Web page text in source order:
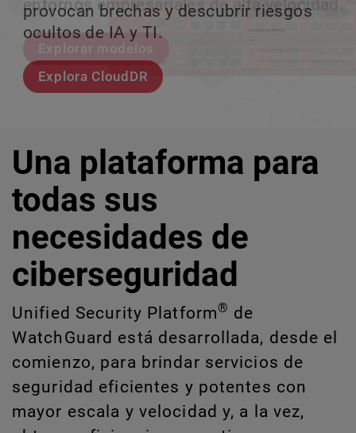
entornos empresariales de alta velocidad.
Explorar modelos
provocan brechas y descubrir riesgos
ocultos de IA y TI.
Explora CloudDR
escalar sin perder ningún pas
Conozcan a Rai
crecimiento escalable.
Conozca WatchGuard EDR
Una plataforma para
todas sus
necesidades de
ciberseguridad
Unified Security Platform® de
WatchGuard está desarrollada, desde el
comienzo, para brindar servicios de
seguridad eficientes y potentes con
mayor escala y velocidad y, a la vez,